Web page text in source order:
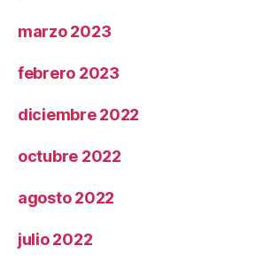
marzo 2023
febrero 2023
diciembre 2022
octubre 2022
agosto 2022
julio 2022